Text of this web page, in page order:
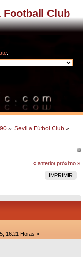
Football Club
» Sevilla Fútbol Club »
« anterior próximo »
IMPRIMIR
16:21 Horas »